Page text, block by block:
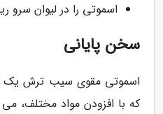
اسموتی را در لیوان سرو
سخن پایانی
اسموتی مقوی سیب ترش یک
که با افزودن مواد مختلف،